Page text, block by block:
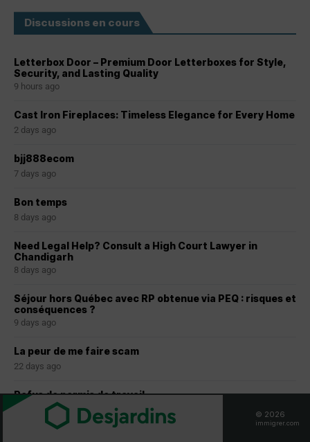
Discussions en cours
Letterbox Door – Premium Door Letterboxes for Style,
Security, and Lasting Quality
9 hours ago
Cast Iron Fireplaces: Timeless Elegance for Every Home
2 days ago
bjj888ecom
7 days ago
Bon temps
8 days ago
Need Legal Help? Consult a High Court Lawyer in
Chandigarh
8 days ago
Séjour hors Québec avec RP obtenue via PEQ : risques et
conséquences ?
9 days ago
La peur de me faire scam
22 days ago
Refus de permis de travail
1 month ago © 2026
immigrer.com